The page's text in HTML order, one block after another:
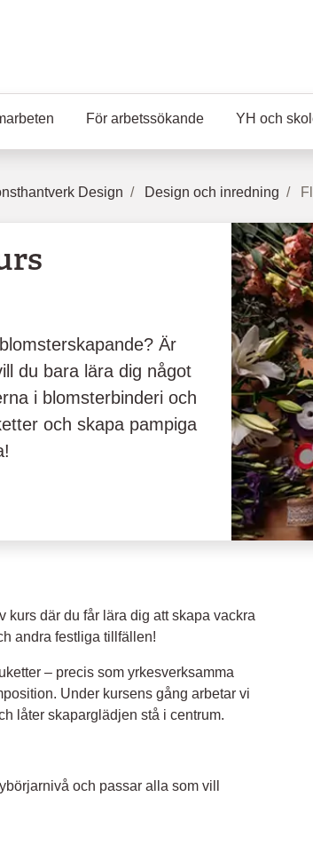
För arbetssökande YH och
Design Design och inredning
Är
du bara lära dig något
i blomsterbinderi och
och skapa pampiga
där du får lära dig att skapa vackra
andra festliga tillfällen!
– precis som yrkesverksamma
Under kursens gång arbetar vi
låter skaparglädjen stå i centrum.
och passar alla som vill